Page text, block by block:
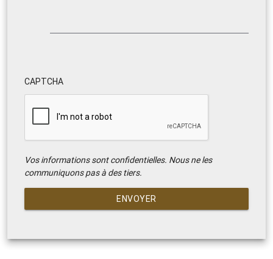
CAPTCHA
Vos informations sont confidentielles. Nous ne les
communiquons pas à des tiers.
ENVOYER